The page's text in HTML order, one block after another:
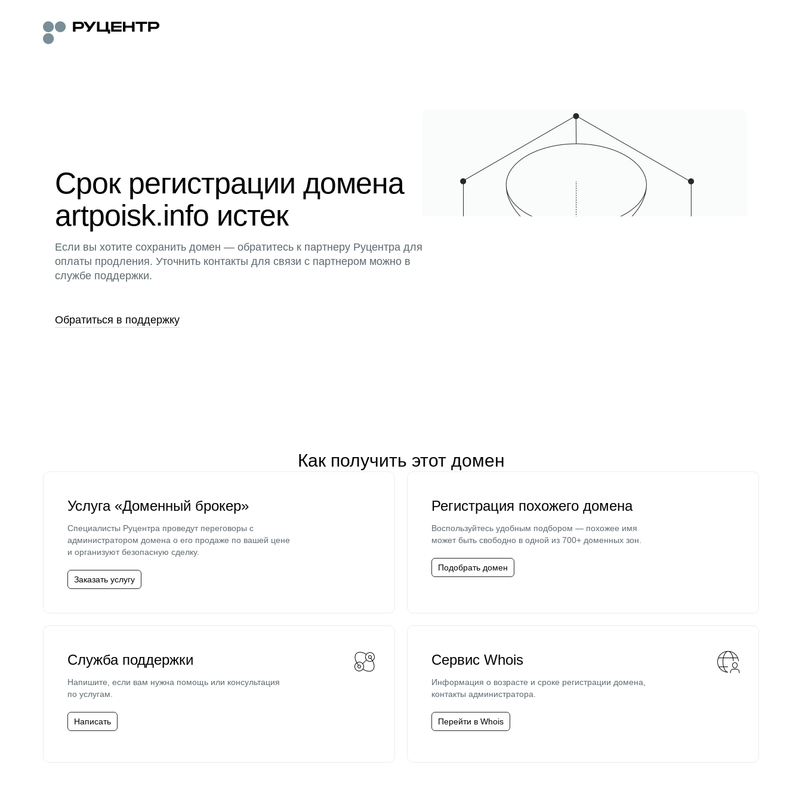
Срок регистрации домена
artpoisk.info истек
Если вы хотите сохранить домен — обратитесь к партнеру Руцентра для
оплаты продления. Уточнить контакты для связи с партнером можно в
службе поддержки.
Обратиться в поддержку
Как получить этот домен
Услуга «Доменный брокер»
Специалисты Руцентра проведут переговоры с
администратором домена о его продаже по вашей цене
и организуют безопасную сделку.
Заказать услугу
Регистрация похожего домена
Воспользуйтесь удобным подбором — похожее имя
может быть свободно в одной из 700+ доменных зон.
Подобрать домен
Служба поддержки
Напишите, если вам нужна помощь или консультация
по услугам.
Написать
Сервис Whois
Информация о возрасте и сроке регистрации домена,
контакты администратора.
Перейти в Whois